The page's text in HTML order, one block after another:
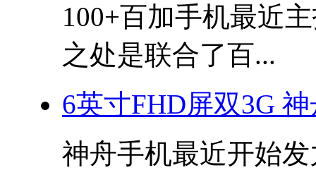
100+百加手机最近
之处是联合了百...
6英寸FHD屏双3G
神舟手机最近开始